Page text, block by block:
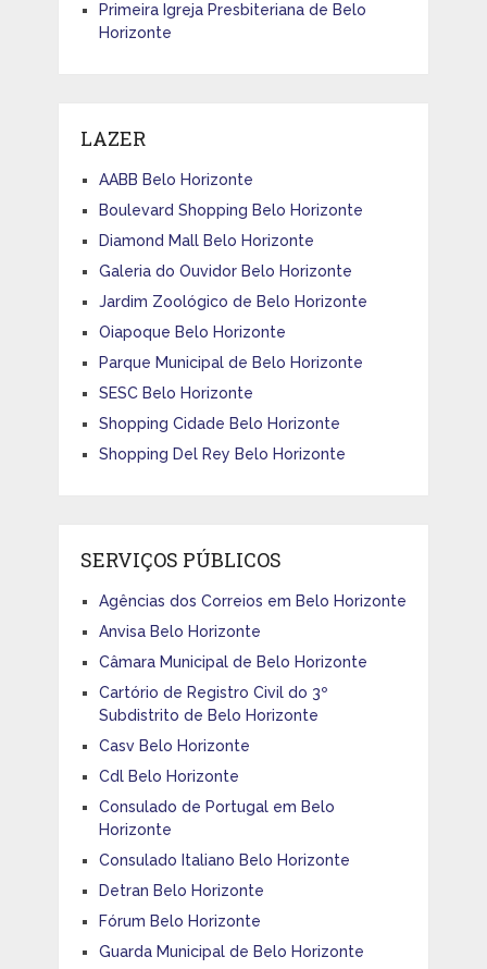
Primeira Igreja Presbiteriana de Belo
Horizonte
LAZER
AABB Belo Horizonte
Boulevard Shopping Belo Horizonte
Diamond Mall Belo Horizonte
Galeria do Ouvidor Belo Horizonte
Jardim Zoológico de Belo Horizonte
Oiapoque Belo Horizonte
Parque Municipal de Belo Horizonte
SESC Belo Horizonte
Shopping Cidade Belo Horizonte
Shopping Del Rey Belo Horizonte
SERVIÇOS PÚBLICOS
Agências dos Correios em Belo Horizonte
Anvisa Belo Horizonte
Câmara Municipal de Belo Horizonte
Cartório de Registro Civil do 3º
Subdistrito de Belo Horizonte
Casv Belo Horizonte
Cdl Belo Horizonte
Consulado de Portugal em Belo
Horizonte
Consulado Italiano Belo Horizonte
Detran Belo Horizonte
Fórum Belo Horizonte
Guarda Municipal de Belo Horizonte